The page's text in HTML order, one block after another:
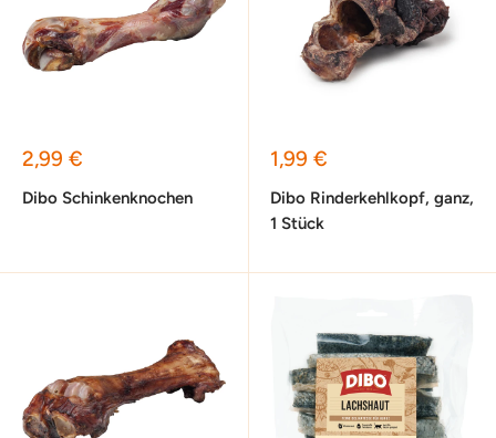
Sonderpreis
2,99 €
Dibo Schinkenknochen
Sonderpreis
1,99 €
Dibo Rinderkehlkopf, ganz,
1 Stück